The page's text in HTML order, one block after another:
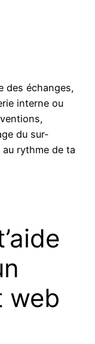
des échanges,
interne ou
du sur-
rythme de ta
web